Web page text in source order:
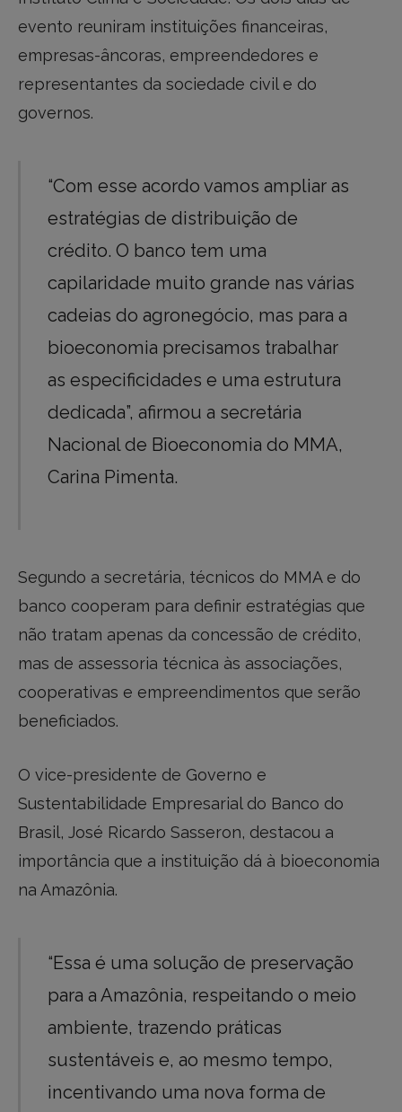
evento reuniram instituições financeiras,
empresas-âncoras, empreendedores e
representantes da sociedade civil e do
governos.
“Com esse acordo vamos ampliar as
estratégias de distribuição de
crédito. O banco tem uma
capilaridade muito grande nas várias
cadeias do agronegócio, mas para a
bioeconomia precisamos trabalhar
as especificidades e uma estrutura
dedicada”, afirmou a secretária
Nacional de Bioeconomia do MMA,
Carina Pimenta.
Segundo a secretária, técnicos do MMA e do
banco cooperam para definir estratégias que
não tratam apenas da concessão de crédito,
mas de assessoria técnica às associações,
cooperativas e empreendimentos que serão
beneficiados.
O vice-presidente de Governo e
Sustentabilidade Empresarial do Banco do
Brasil, José Ricardo Sasseron, destacou a
importância que a instituição dá à bioeconomia
na Amazônia.
“Essa é uma solução de preservação
para a Amazônia, respeitando o meio
ambiente, trazendo práticas
sustentáveis e, ao mesmo tempo,
incentivando uma nova forma de